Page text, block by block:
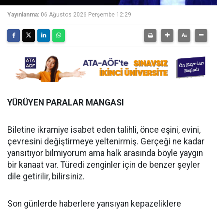
Yayınlanma: 06 Ağustos 2026 Perşembe 12:29
YÜRÜYEN PARALAR MANGASI
Biletine ikramiye isabet eden talihli, önce eşini, evini,
çevresini değiştirmeye yeltenirmiş. Gerçeği ne kadar
yansıtıyor bilmiyorum ama halk arasında böyle yaygın
bir kanaat var. Türedi zenginler için de benzer şeyler
dile getirilir, bilirsiniz.
Son günlerde haberlere yansıyan kepazeliklere